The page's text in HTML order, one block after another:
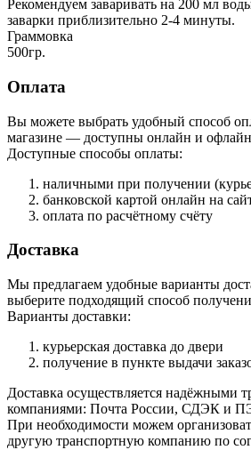
Рекомендуем заваривать на 200 мл
заварки приблизительно 2-4 минуты.
Граммовка
500гр.
Оплата
Вы можете выбрать удобный способ
магазине — доступны онлайн и
Доступные способы оплаты:
наличными при получении
банковской картой онлайн на
оплата по расчётному счёту
Доставка
Мы предлагаем удобные варианты
выберите подходящий способ
Варианты доставки:
курьерская доставка до двери
получение в пункте выдачи
Доставка осуществляется надёжными
компаниями: Почта России, СДЭК и
При необходимости можем
другую транспортную компанию по